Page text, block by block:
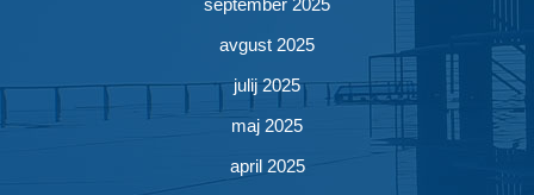
september 2025
avgust 2025
julij 2025
maj 2025
april 2025